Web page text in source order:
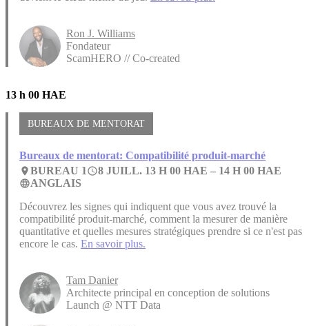
Ron J. Williams
Fondateur
ScamHERO // Co-created
13 h 00 HAE
BUREAUX DE MENTORAT
Bureaux de mentorat: Compatibilité produit-marché
placeBUREAU 1access_time8 JUILL. 13 H 00 HAE – 14 H 00 HAE
languageANGLAIS
Découvrez les signes qui indiquent que vous avez trouvé la
compatibilité produit-marché, comment la mesurer de manière
quantitative et quelles mesures stratégiques prendre si ce n'est pas
encore le cas. En savoir plus.
Tam Danier
Architecte principal en conception de solutions
Launch @ NTT Data